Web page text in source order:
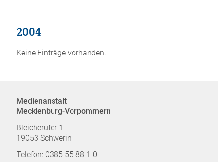
2004
Keine Einträge vorhanden.
Medienanstalt
Mecklenburg-Vorpommern
Bleicherufer 1
19053 Schwerin
Telefon: 0385 55 88 1-0